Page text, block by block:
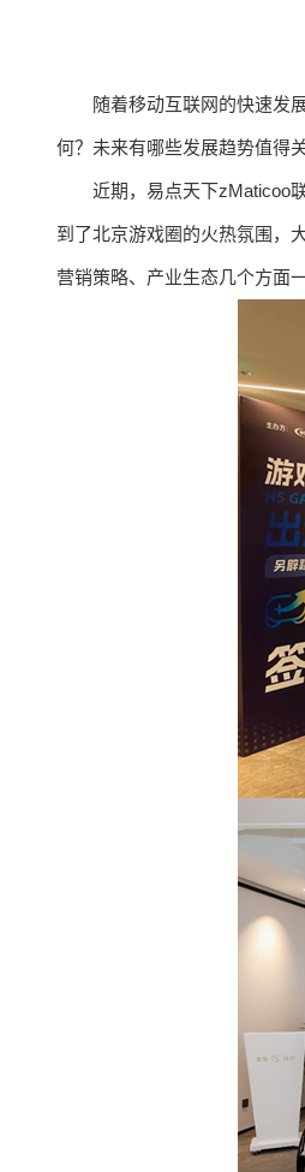
随着移动互联网的快速发
何？未来有哪些发展趋势值得
近期，易点天下zMaticoo
到了北京游戏圈的火热氛围，
营销策略、产业生态几个方面